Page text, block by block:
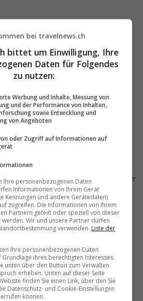
auch die Landwirtschaft. Der
berichtet von erheblichen Schäden an
Infrastruktur. Betroffen sind
, Obst- und Gemüseanbaugebiete.
und starke Windböen trafen
vor dem Beginn der Ernte.
Gebieten zählt die Emilia-
Ferrara wurden Weizen, Mais, Soja,
Gemüsekulturen beschädigt. In
Regen Weizenfelder kurz vor der
Weinbergen sollen bis zu 90 Prozent
sein.
grosse Anbauflächen beschädigt. In der
Betriebe Schäden an Maisfeldern,
und Gewächshäusern, wie der
Der wirtschaftliche Schaden
zufolge mehrere Millionen Euro
beschädigten Sturm und Hagel
und Wirtschaftsgebäude.
bei travelnews.ch
bittet um Einwilligung, Ihre
Daten für Folgendes
zu nutzen:
Werbung und Inhalte, Messung von
und der Performance von Inhalten,
sowie Entwicklung und
von Angeboten
oder Zugriff auf Informationen auf
Ihre personenbezogenen Daten
Informationen von Ihrem Gerät
Kennungen und andere Gerätedaten)
zugreifen. Die Informationen von Ihrem
Partnern geteilt oder speziell von dieser
Wir und unsere Partner dürfen
verwenden. Liste der
Ihre personenbezogenen Daten
ihres berechtigten Interesses.
unten über den Button zum Verwalten
erheben. Unten auf dieser Seite
finden Sie einen Link, über den Sie
Datenschutz- und Cookie-Einstellungen
können.